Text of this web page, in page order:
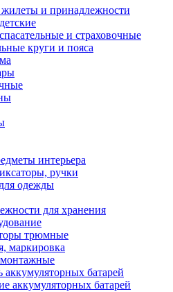
и принадлежности
и страховочные
круги и пояса
интерьера
ручки
одежды
для хранения
трюмные
маркировка
аккумуляторных батарей
аккумуляторных батарей